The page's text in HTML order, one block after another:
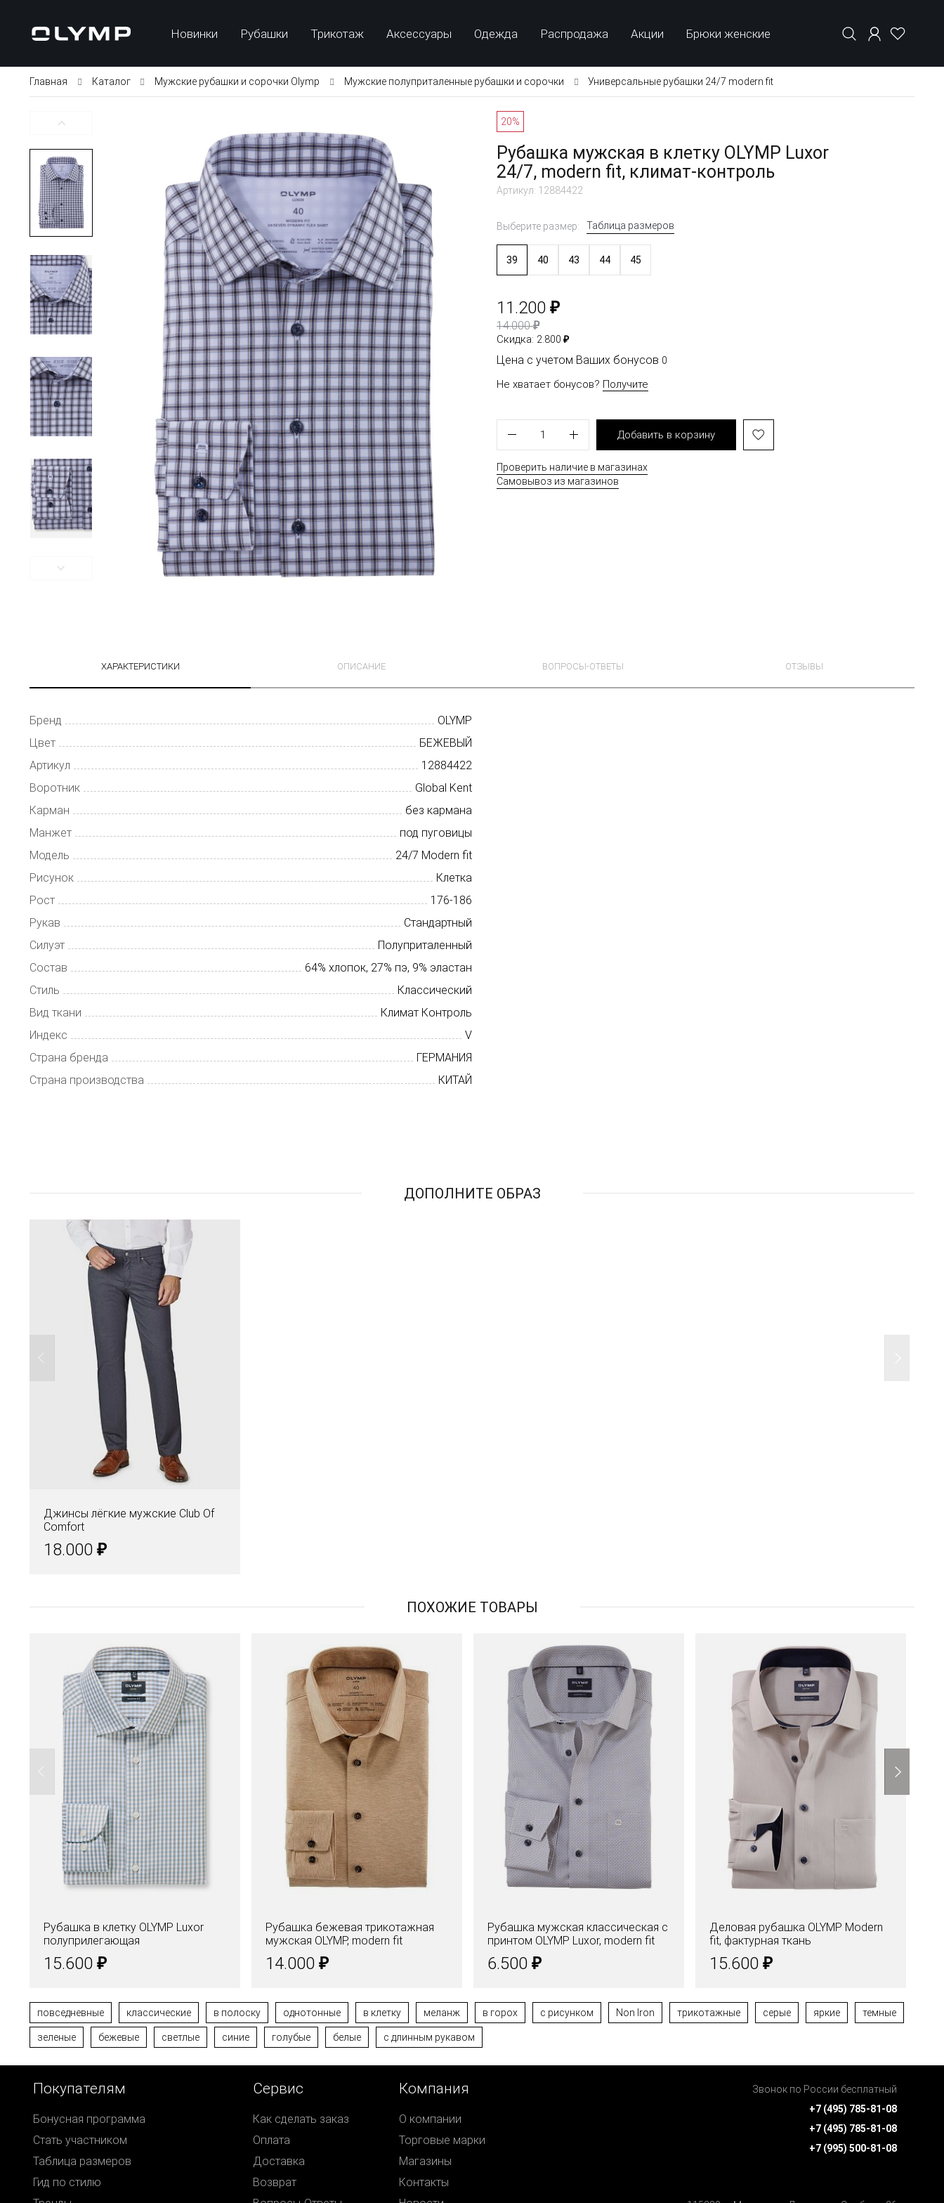
Новинки Рубашки Трикотаж Аксессуары Одежда Распродажа Акции Брюки женские
Главная Каталог Мужские рубашки и сорочки Olymp Мужские полуприталенные рубашки и сорочки Универсальные рубашки 24/7 modern fit
20%
Рубашка мужская в клетку OLYMP Luxor
24/7, modern fit, климат-контроль
Артикул: 12884422
Выберите размер: Таблица размеров
39 40 43 44 45
11.200 ₽
14.000₽
Скидка: 2.800 ₽
Цена с учетом Ваших бонусов 0
Не хватает бонусов? Получите
1 Добавить в корзину
Проверить наличие в магазинах
Самовывоз из магазинов
ХАРАКТЕРИСТИКИ ОПИСАНИЕ ВОПРОСЫ-ОТВЕТЫ ОТЗЫВЫ
Бренд
OLYMP
Цвет
БЕЖЕВЫЙ
Артикул
12884422
Воротник
Global Kent
Карман
без кармана
Манжет
под пуговицы
Модель
24/7 Modern fit
Рисунок
Клетка
Рост
176-186
Рукав
Стандартный
Силуэт
Полуприталенный
Состав
64% хлопок, 27% пэ, 9% эластан
Стиль
Классический
Вид ткани
Климат Контроль
Индекс
V
Страна бренда
ГЕРМАНИЯ
Страна производства
КИТАЙ
ДОПОЛНИТЕ ОБРАЗ
Джинсы лёгкие мужские Club Of
Comfort
18.000 ₽
ПОХОЖИЕ ТОВАРЫ
Рубашка в клетку OLYMP Luxor
полуприлегающая
15.600 ₽
Рубашка бежевая трикотажная
мужская OLYMP, modern fit
14.000 ₽
Рубашка мужская классическая с
принтом OLYMP Luxor, modern fit
6.500 ₽
Деловая рубашка OLYMP Modern
fit, фактурная ткань
15.600 ₽
повседневные классические в полоску однотонные в клетку меланж в горох с рисунком Non Iron трикотажные серые яркие темные
зеленые бежевые светлые синие голубые белые с длинным рукавом
Покупателям
Бонусная программа
Стать участником
Таблица размеров
Гид по стилю
Сервис
Как сделать заказ
Оплата
Доставка
Возврат
Компания
О компании
Торговые марки
Магазины
Контакты
Звонок по России бесплатный
+7 (495) 785-81-08
+7 (495) 785-81-08
+7 (995) 500-81-08